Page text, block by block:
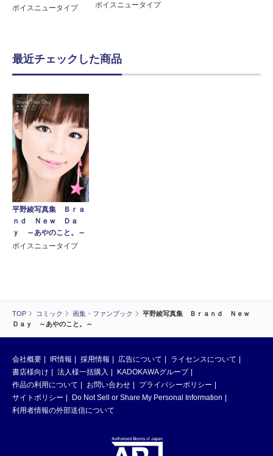
TOP コミック 画集・ファンブック
平野綾写真集 Ｂｒａｎｄ Ｎｅｗ
Ｄａｙ ～あやのこと。～
ボイスニュータイプ
ボイスニュータイプ
最近チェックした商品
平野綾写真集 Ｂｒａ
ｎｄ Ｎｅｗ Ｄａ
ｙ ～あやのこと。～
ボイスニュータイプ
会社概要 IR情報 採用情報 広告について
ライセンスについて
書店様向け
法人様一括購入
KADOKAWAグループ
作品の利用について
お問い合わせ
プライバシーポリシー
サイトポリシー
Do Not Sell or Share My Personal Information
利用者情報の外部送信について